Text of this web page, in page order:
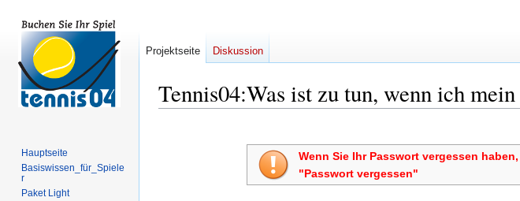
Tennis04:Was ist zu tun, wenn ich mein
Wenn Sie Ihr Passwort vergessen
"Passwort vergessen"
Projektseite Diskussion
Hauptseite
Basiswissen_für_Spiele
r
Paket Light